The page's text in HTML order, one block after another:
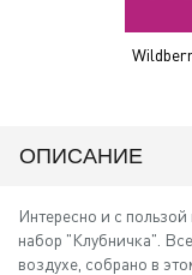
ОПИСАНИЕ
Интересно и с
набор "Клубничка".
воздухе, собрано в